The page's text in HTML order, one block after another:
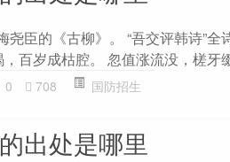
尧臣的《古柳》。 “吾交评韩诗”
百岁成枯腔。 忽值涨流没，槎牙
0 708 国防招生
出处是哪里